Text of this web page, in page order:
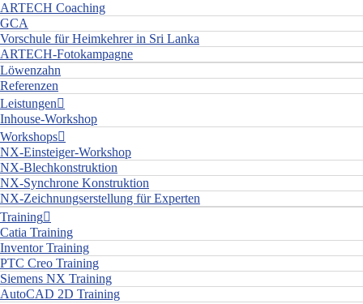
ARTECH Coaching
GCA
Vorschule für Heimkehrer in Sri Lanka
ARTECH-Fotokampagne
Löwenzahn
Referenzen
Leistungen
Inhouse-Workshop
Workshops
NX-Einsteiger-Workshop
NX-Blechkonstruktion
NX-Synchrone Konstruktion
NX-Zeichnungserstellung für Experten
Training
Catia Training
Inventor Training
PTC Creo Training
Siemens NX Training
AutoCAD 2D Training